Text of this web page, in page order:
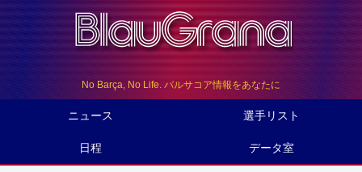
No Barça, No Life. バルサコア情報をあなたに
ニュース 選手リスト
日程 データ室